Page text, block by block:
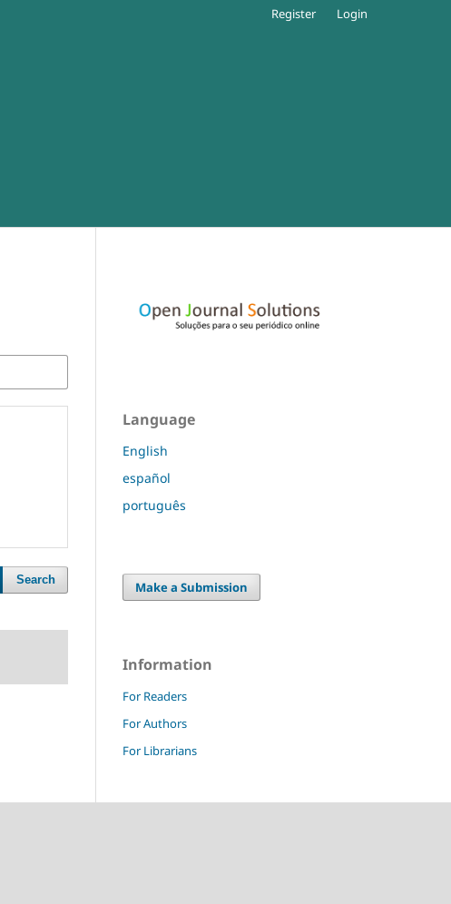
Register Login
Search
Language
English
español
português
Make a Submission
Information
For Readers
For Authors
For Librarians